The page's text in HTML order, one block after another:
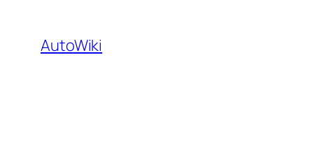
Inhalt
springen
AutoWiki